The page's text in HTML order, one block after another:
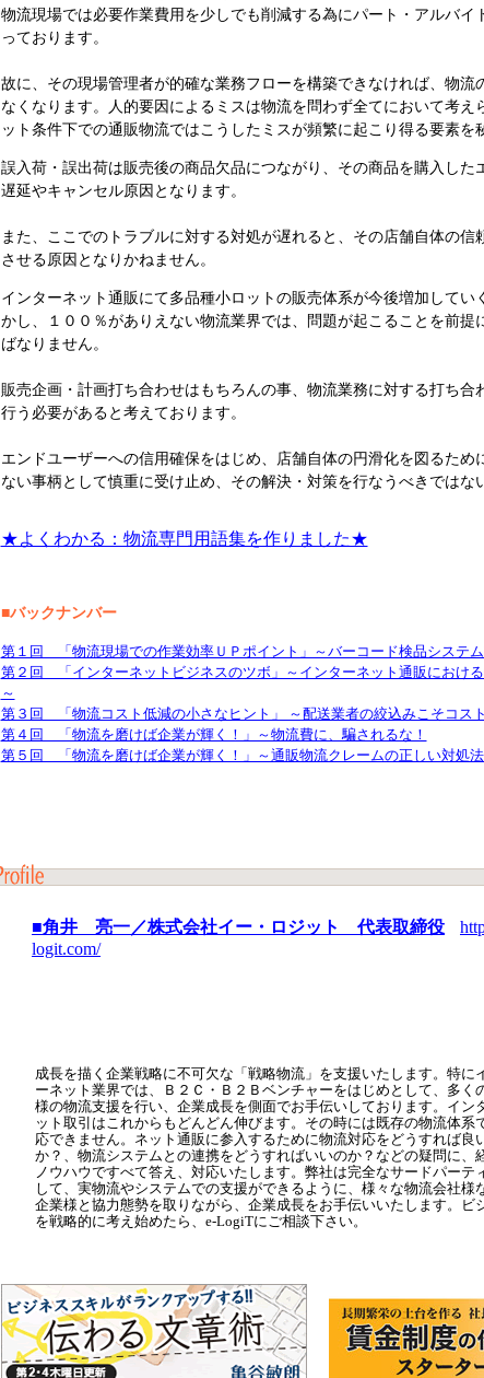
物流現場では必要作業費用を少しでも削減する為にパート・アルバイ
っております。
故に、その現場管理者が的確な業務フローを構築できなければ、物流
なくなります。人的要因によるミスは物流を問わず全てにおいて考え
ット条件下での通販物流ではこうしたミスが頻繁に起こり得る要素を
誤入荷・誤出荷は販売後の商品欠品につながり、その商品を購入した
遅延やキャンセル原因となります。
また、ここでのトラブルに対する対処が遅れると、その店舗自体の信
させる原因となりかねません。
インターネット通販にて多品種小ロットの販売体系が今後増加してい
かし、１００％がありえない物流業界では、問題が起こることを前提
ばなりません。
販売企画・計画打ち合わせはもちろんの事、物流業務に対する打ち合
行う必要があると考えております。
エンドユーザーへの信用確保をはじめ、店舗自体の円滑化を図るため
ない事柄として慎重に受け止め、その解決・対策を行なうべきではな
★よくわかる：物流専門用語集を作りました★
■バックナンバー
第１回 「物流現場での作業効率ＵＰポイント」～バーコード検品システ
第２回 「インターネットビジネスのツボ」～インターネット通販におけ
～
第３回 「物流コスト低減の小さなヒント」 ～配送業者の絞込みこそコス
第４回 「物流を磨けば企業が輝く！」～物流費に、騙されるな！
第５回 「物流を磨けば企業が輝く！」～通販物流クレームの正しい対処
■角井 亮一／株式会社イー・ロジット 代表取締役
logit.com/
成長を描く企業戦略に不可欠な「戦略物流」を支援いたします。特に
ーネット業界では、Ｂ２Ｃ・Ｂ２Ｂベンチャーをはじめとして、多く
様の物流支援を行い、企業成長を側面でお手伝いしております。イン
ット取引はこれからもどんどん伸びます。その時には既存の物流体系
応できません。ネット通販に参入するために物流対応をどうすれば良
か？、物流システムとの連携をどうすればいいのか？などの疑問に、
ノウハウですべて答え、対応いたします。弊社は完全なサードパーテ
して、実物流やシステムでの支援ができるように、様々な物流会社様
企業様と協力態勢を取りながら、企業成長をお手伝いいたします。ビ
を戦略的に考え始めたら、e-LogiTにご相談下さい。